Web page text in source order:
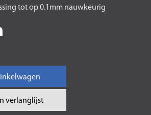
tot op 0.1mm nauwkeurig
verlanglijst